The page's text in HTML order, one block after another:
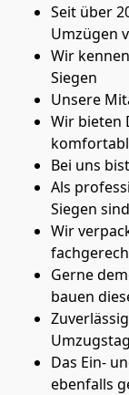
Seit über
Umzügen
Wir
Siegen
Unsere
Wir bieten
Bei uns
Als
Siegen
Wir
Gerne
bauen
Das Ein-
ebenfalls